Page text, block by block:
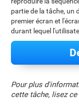
partie de la tâche, un
premier écran et
durant lequel
Pour plus
cette tâche, lisez ce